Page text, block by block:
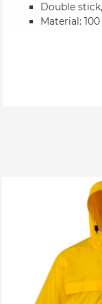
Double
Material: